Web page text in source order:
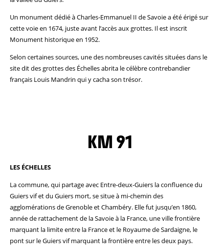
Un monument dédié à Charles-Emmanuel II de Savoie a été érigé sur
cette voie en 1674, juste avant l’accès aux grottes. Il est inscrit
Monument historique en 1952.
Selon certaines sources, une des nombreuses cavités situées dans le
site dit des grottes des Échelles abrita le célèbre contrebandier
français Louis Mandrin qui y cacha son trésor.
KM 91
LES ÉCHELLES
La commune, qui partage avec Entre-deux-Guiers la confluence du
Guiers vif et du Guiers mort, se situe à mi-chemin des
agglomérations de Grenoble et Chambéry. Elle fut jusqu’en 1860,
année de rattachement de la Savoie à la France, une ville frontière
marquant la limite entre la France et le Royaume de Sardaigne, le
pont sur le Guiers vif marquant la frontière entre les deux pays.